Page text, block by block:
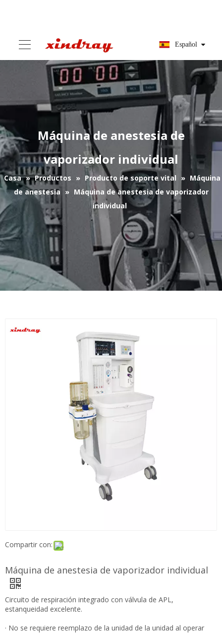
Máquina de anestesia de
vaporizador individual
Casa » Productos Producto de soporte vital
Máquina
de anestesia » Máquina de anestesia de vaporizador
individual
Máquina de anestesia de vaporizador
individual
Circuito de respiración integrado con válvula de APL,
estanqueidad excelente.
· No se requiere reemplazo de la unidad de la unidad al operar
anestesia adulta / pediátrica